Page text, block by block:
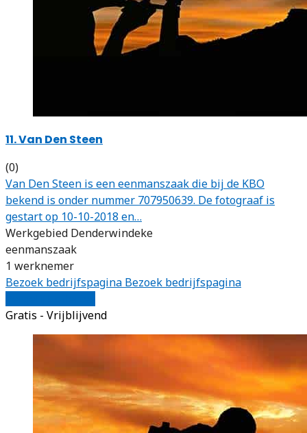
11. Van Den Steen
(0)
Van Den Steen is een eenmanszaak die bij de KBO
bekend is onder nummer 707950639. De fotograaf is
gestart op 10-10-2018 en…
Werkgebied Denderwindeke
eenmanszaak
1 werknemer
Bezoek bedrijfspagina Bezoek bedrijfspagina
Gratis - Vrijblijvend